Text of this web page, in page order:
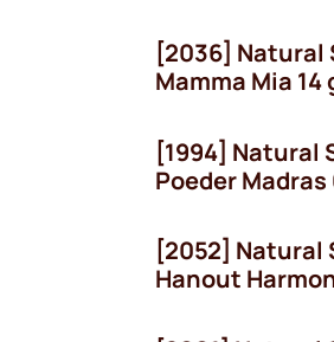
[2036] Natural
Mamma Mia 14
[1994] Natural
Poeder Madras
[2052] Natural
Hanout